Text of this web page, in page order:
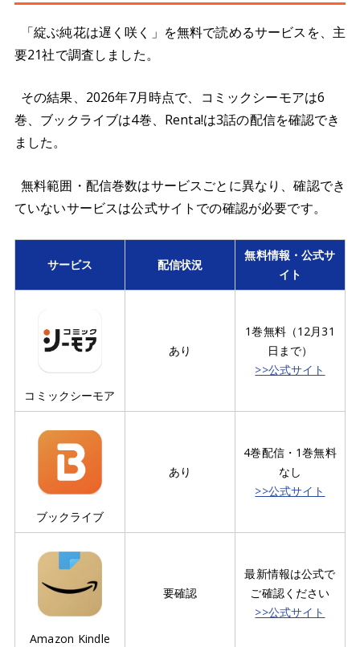
「綻ぶ純花は遅く咲く」を無料で読めるサービスを、主
要21社で調査しました。
その結果、2026年7月時点で、コミックシーモアは6
巻、ブックライブは4巻、Renta!は3話の配信を確認でき
ました。
無料範囲・配信巻数はサービスごとに異なり、確認でき
ていないサービスは公式サイトでの確認が必要です。
サービス 配信状況
無料情報・公式サ
イト
コミックシーモア
あり
1巻無料（12月31
日まで）
>>公式サイト
ブックライブ
あり
4巻配信・1巻無料
なし
>>公式サイト
Amazon Kindle
要確認
最新情報は公式で
ご確認ください
>>公式サイト